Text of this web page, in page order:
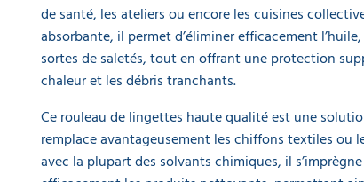
de santé, les ateliers ou encore les cuisines
absorbante, il permet d’éliminer efficacement
sortes de saletés, tout en offrant une protection
chaleur et les débris tranchants.
Ce rouleau de lingettes haute qualité est une
remplace avantageusement les chiffons textiles ou
avec la plupart des solvants chimiques, il